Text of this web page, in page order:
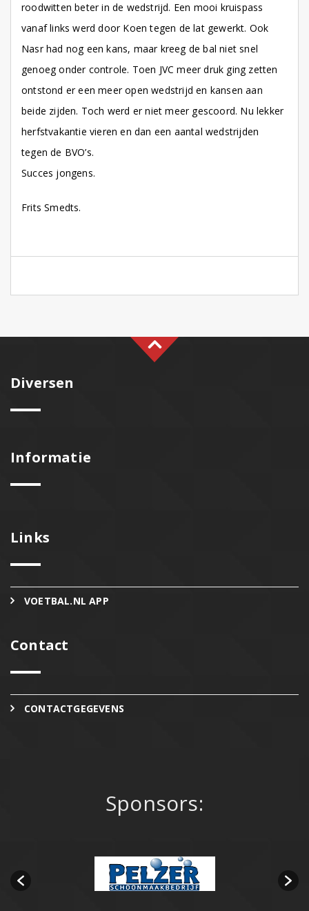
roodwitten beter in de wedstrijd. Een mooi kruispass
vanaf links werd door Koen tegen de lat gewerkt. Ook
Nasr had nog een kans, maar kreeg de bal niet snel
genoeg onder controle. Toen JVC meer druk ging zetten
ontstond er een meer open wedstrijd en kansen aan
beide zijden. Toch werd er niet meer gescoord. Nu lekker
herfstvakantie vieren en dan een aantal wedstrijden
tegen de BVO’s.
Succes jongens.
Frits Smedts.
Diversen
Informatie
Links
VOETBAL.NL APP
Contact
CONTACTGEGEVENS
Sponsors: